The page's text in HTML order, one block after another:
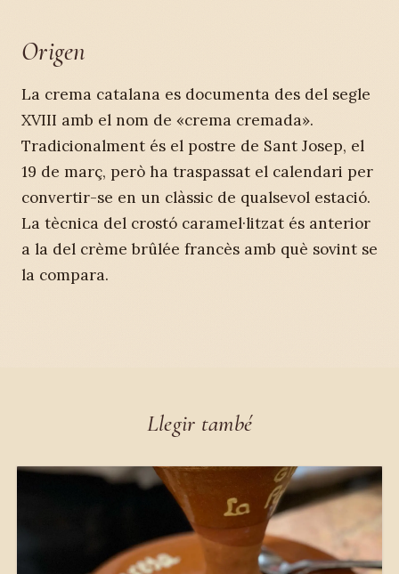
Origen
La crema catalana es documenta des del segle
XVIII amb el nom de «crema cremada».
Tradicionalment és el postre de Sant Josep, el
19 de març, però ha traspassat el calendari per
convertir-se en un clàssic de qualsevol estació.
La tècnica del crostó caramel·litzat és anterior
a la del crème brûlée francès amb què sovint se
la compara.
Llegir també